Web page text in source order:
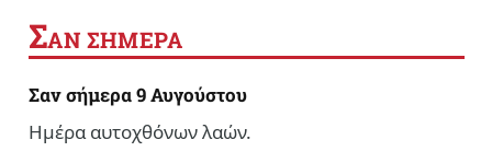
ΣΑΝ ΣΗΜΕΡΑ
Σαν σήμερα 9 Αυγούστου
Ημέρα αυτοχθόνων λαών.